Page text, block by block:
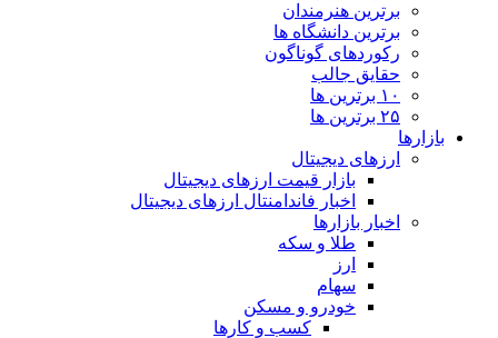
برترین هنرمندان
برترین دانشگاه ها
رکوردهای گوناگون
حقایق جالب
۱۰ برترین ها
۲۵ برترین ها
بازارها
ارزهای دیجیتال
بازار قیمت ارزهای دیجیتال
اخبار فاندامنتال ارزهای دیجیتال
اخبار بازارها
طلا و سکه
ارز
سهام
خودرو و مسکن
کسب و کارها